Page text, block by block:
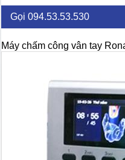
Gọi 094.53.53.530
Máy chấm công vân tay